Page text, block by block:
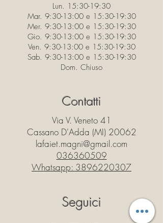
Lun. 15:30-19:30
Mar. 9:30-13:00 e 15:30-19:30
Mer. 9:30-13:00 e 15:30-19:30
Gio. 9:30-13:00 e 15:30-19:30
Ven. 9:30-13:00 e 15:30-19:30
Sab. 9:30-13:00 e 15:30-19:30
Dom. Chiuso
Contatti
Via V. Veneto 41
Cassano D'Adda (MI) 20062
lafaiet.magni@gmail.com
036360509
Whatsapp: 3896220307
Seguici